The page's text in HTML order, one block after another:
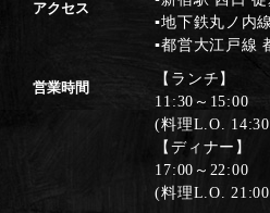
アクセス
▪地下鉄丸ノ内
▪都営大江戸線
営業時間
【ランチ】
11:30～15:00
(料理L.O.
【ディナー】
17:00～22:00
(料理L.O.